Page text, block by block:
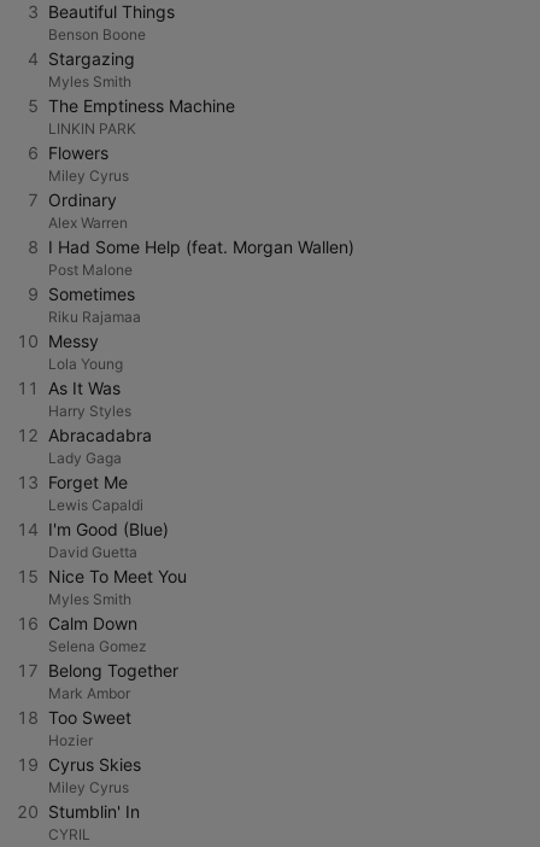
3 Beautiful Things
Benson Boone
4 Stargazing
Myles Smith
5 The Emptiness Machine
LINKIN PARK
6 Flowers
Miley Cyrus
7 Ordinary
Alex Warren
8 I Had Some Help (feat. Morgan Wallen)
Post Malone
9 Sometimes
Riku Rajamaa
10 Messy
Lola Young
11 As It Was
Harry Styles
12 Abracadabra
Lady Gaga
13 Forget Me
Lewis Capaldi
14 I'm Good (Blue)
David Guetta
15 Nice To Meet You
Myles Smith
16 Calm Down
Selena Gomez
17 Belong Together
Mark Ambor
18 Too Sweet
Hozier
19 Cyrus Skies
Miley Cyrus
20 Stumblin' In
CYRIL